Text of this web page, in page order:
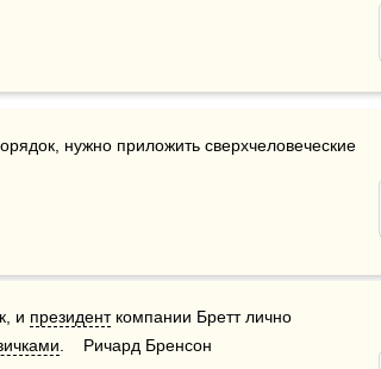
нужно приложить сверхчеловеческие
и президент компании Бретт лично
.    Ричард Бренсон